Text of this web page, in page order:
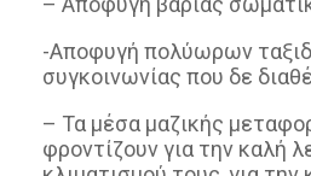
-Αποφυγή πολύωρων
συγκοινωνίας που δε
– Τα μέσα μαζικής
φροντίζουν για την καλή